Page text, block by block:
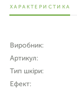
ХАРАКТЕРИСТИКА
Виробник:
Артикул:
Тип шкіри:
Ефект: